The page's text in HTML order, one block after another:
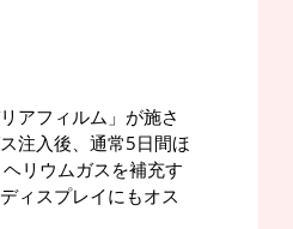
アフィルム」が施さ
注入後、通常5日間ほ
リウムガスを補充す
ィスプレイにもオス